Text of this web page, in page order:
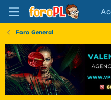
Foro General